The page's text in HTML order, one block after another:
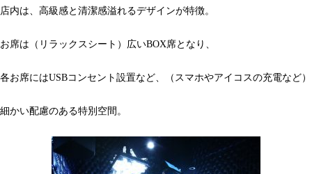
店内は、高級感と清潔感溢れるデザインが特徴。
お席は（リラックスシート）広いBOX席となり、
各お席にはUSBコンセント設置など、（スマホやアイコスの充電など）
細かい配慮のある特別空間。